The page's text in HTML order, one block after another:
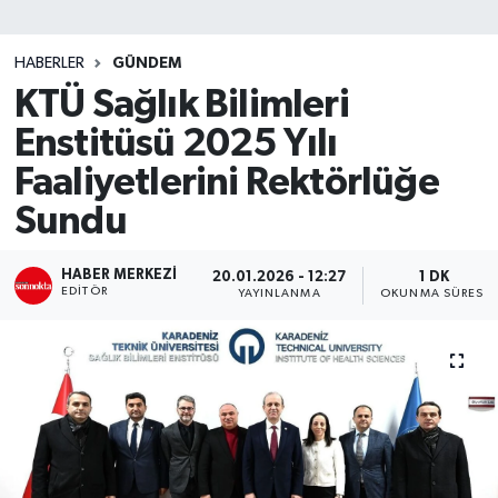
HABERLER GÜNDEM
KTÜ Sağlık Bilimleri
Enstitüsü 2025 Yılı
Faaliyetlerini Rektörlüğe
Sundu
HABER MERKEZI
EDITÖR
20.01.2026 - 12:27
YAYINLANMA
1 DK
OKUNMA SÜRESI
Teknoloji
TRABZON
TRABZONSPOR
Yaşam